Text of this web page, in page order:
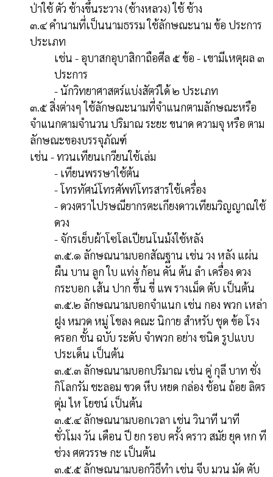
ป่าใช้ ตัว ช้างขึ้นระวาง (ช้างหลวง) ใช้ ช้าง
๓.๔ คำนามที่เป็นนามธรรม ใช้ลักษณะนาม ข้อ ประการ
ประเภท
เช่น - อุบาสกอุบาสิกาถือศีล ๕ ข้อ - เขามีเหตุผล ๓
ประการ
- นักวิทยาศาสตร์แบ่งสัตว์ได้ ๒ ประเภท
๓.๕ สิ่งต่างๆ ใช้ลักษณะนามที่จำแนกตามลักษณะหรือ
จำแนกตามจำนวน ปริมาณ ระยะ ขนาด ความจุ หรือ ตาม
ลักษณะของบรรจุภัณฑ์
เช่น - ทวนเทียนเกวียนใช้เล่ม
- เทียนพรรษาใช้ต้น
- โทรทัศน์โทรศัพท์โทรสารใช้เครื่อง
- ดวงตราไปรษณียากรตะเกียงดาวเทียมวิญญาณใช้
ดวง
- จักรเย็บผ้าโซโลเปียนโนม้งใช้หลัง
๓.๕.๑ ลักษณนามบอกสัณฐาน เช่น วง หลัง แผ่น
ผืน บาน ลูก ใบ แท่ง ก้อน คัน ต้น ลำ เครื่อง ดวง
กระบอก เส้น ปาก ขึ้น ขี่ แพ รางเม็ด ตับ เป็นต้น
๓.๕.๒ ลักษณนามบอกจำแนก เช่น กอง พวก เหล่า
ฝูง หมวด หมู่ โขลง คณะ นิกาย สำหรับ ชุด ข้อ โรง
ครอก ชั้น ฉบับ ระดับ จำพวก อย่าง ชนิด รูปแบบ
ประเด็น เป็นต้น
๓.๕.๓ ลักษณนามบอกปริมาณ เช่น คู่ กุลี บาท ชั่ง
กิโลกรัม ชะลอม ขวด หีบ หยด กล่อง ช้อน ถ้อย ลิตร
ตุ่ม ไห โยชน์ เป็นต้น
๓.๕.๔ ลักษณนามบอกเวลา เช่น วินาที นาที
ชั่วโมง วัน เดือน ปี ยก รอบ ครั้ง คราว สมัย ยุค หก ที
ช่วง ศตวรรษ กะ เป็นต้น
๓.๕.๕ ลักษณนามบอกวิธีทำ เช่น จีบ มวน มัด ตับ